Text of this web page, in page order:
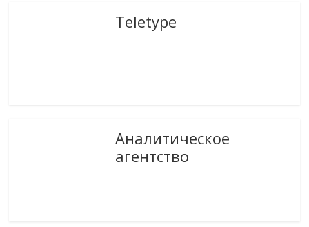
Teletype
Аналитическое
агентство